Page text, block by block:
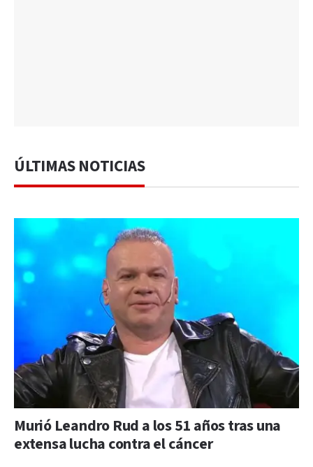
ÚLTIMAS NOTICIAS
Murió Leandro Rud a los 51 años tras una
extensa lucha contra el cáncer